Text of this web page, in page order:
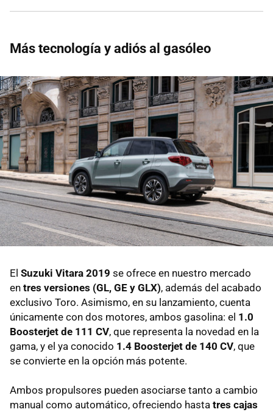
Más tecnología y adiós al gasóleo
El Suzuki Vitara 2019 se ofrece en nuestro mercado
en tres versiones (GL, GE y GLX), además del acabado
exclusivo Toro. Asimismo, en su lanzamiento, cuenta
únicamente con dos motores, ambos gasolina: el 1.0
Boosterjet de 111 CV, que representa la novedad en la
gama, y el ya conocido 1.4 Boosterjet de 140 CV, que
se convierte en la opción más potente.
Ambos propulsores pueden asociarse tanto a cambio
manual como automático, ofreciendo hasta tres cajas